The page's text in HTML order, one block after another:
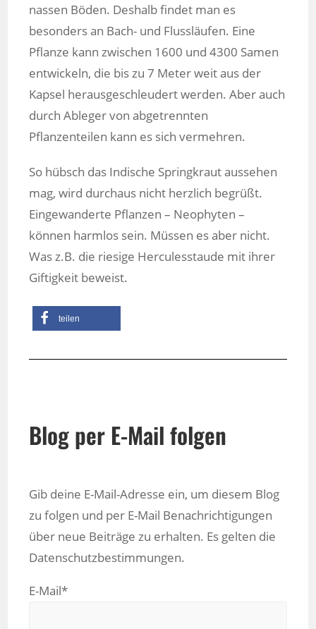
nassen Böden. Deshalb findet man es
besonders an Bach- und Flussläufen. Eine
Pflanze kann zwischen 1600 und 4300 Samen
entwickeln, die bis zu 7 Meter weit aus der
Kapsel herausgeschleudert werden. Aber auch
durch Ableger von abgetrennten
Pflanzenteilen kann es sich vermehren.
So hübsch das Indische Springkraut aussehen
mag, wird durchaus nicht herzlich begrüßt.
Eingewanderte Pflanzen – Neophyten –
können harmlos sein. Müssen es aber nicht.
Was z.B. die riesige Herculesstaude mit ihrer
Giftigkeit beweist.
teilen
Blog per E-Mail folgen
Gib deine E-Mail-Adresse ein, um diesem Blog
zu folgen und per E-Mail Benachrichtigungen
über neue Beiträge zu erhalten. Es gelten die
Datenschutzbestimmungen.
E-Mail*